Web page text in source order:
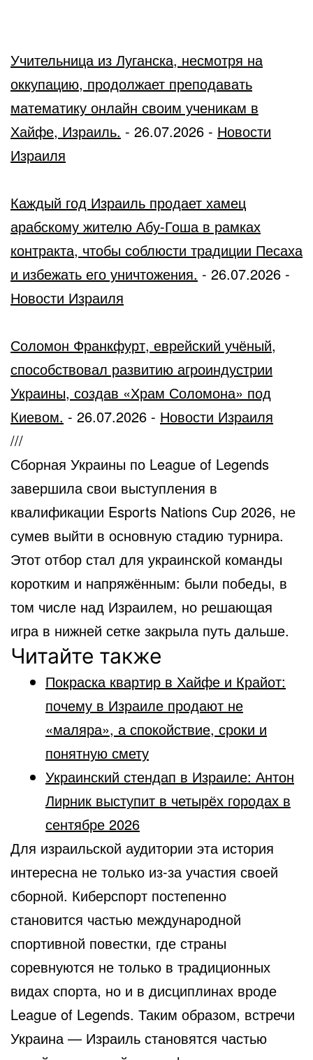
Учительница из Луганска, несмотря на
оккупацию, продолжает преподавать
математику онлайн своим ученикам в
Хайфе, Израиль. - 26.07.2026 - Новости
Израиля
Каждый год Израиль продает хамец
арабскому жителю Абу-Гоша в рамках
контракта, чтобы соблюсти традиции Песаха
и избежать его уничтожения. - 26.07.2026 -
Новости Израиля
Соломон Франкфурт, еврейский учёный,
способствовал развитию агроиндустрии
Украины, создав «Храм Соломона» под
Киевом. - 26.07.2026 - Новости Израиля
///
Сборная Украины по League of Legends
завершила свои выступления в
квалификации Esports Nations Cup 2026, не
сумев выйти в основную стадию турнира.
Этот отбор стал для украинской команды
коротким и напряжённым: были победы, в
том числе над Израилем, но решающая
игра в нижней сетке закрыла путь дальше.
Читайте также
Покраска квартир в Хайфе и Крайот:
почему в Израиле продают не
«маляра», а спокойствие, сроки и
понятную смету
Украинский стендап в Израиле: Антон
Лирник выступит в четырёх городах в
сентябре 2026
Для израильской аудитории эта история
интересна не только из-за участия своей
сборной. Киберспорт постепенно
становится частью международной
спортивной повестки, где страны
соревнуются не только в традиционных
видах спорта, но и в дисциплинах вроде
League of Legends. Таким образом, встречи
Украина — Израиль становятся частью